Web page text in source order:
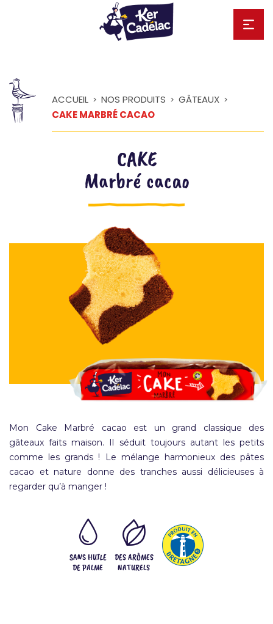
ACCUEIL > NOS PRODUITS > GÂTEAUX >
CAKE MARBRÉ CACAO
CAKE
Marbré cacao
Mon Cake Marbré cacao est un grand classique des
gâteaux faits maison. Il séduit toujours autant les petits
comme les grands ! Le mélange harmonieux des pâtes
cacao et nature donne des tranches aussi délicieuses à
regarder qu’à manger !
SANS HUILE
DE PALME
DES ARÔMES
NATURELS